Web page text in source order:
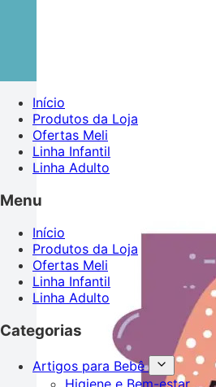
Início
Produtos da Loja
Ofertas Meli
Linha Infantil
Linha Adulto
Menu
Início
Produtos da Loja
Ofertas Meli
Linha Infantil
Linha Adulto
Categorias
Artigos para Bebê
Higiene e Bem-estar